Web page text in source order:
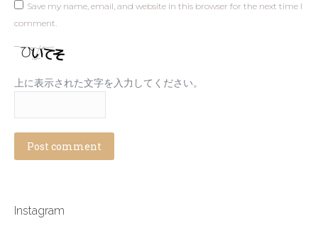
Save my name, email, and website in this browser for the next time I
comment.
上に表示された文字を入力してください。
Post comment
Instagram